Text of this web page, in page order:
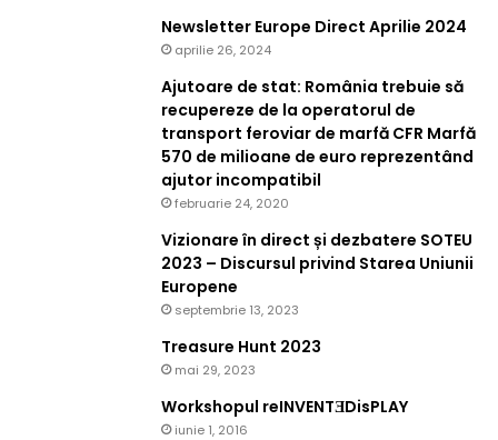
Newsletter Europe Direct Aprilie 2024
aprilie 26, 2024
Ajutoare de stat: România trebuie să
recupereze de la operatorul de
transport feroviar de marfă CFR Marfă
570 de milioane de euro reprezentând
ajutor incompatibil
februarie 24, 2020
Vizionare în direct și dezbatere SOTEU
2023 – Discursul privind Starea Uniunii
Europene
septembrie 13, 2023
Treasure Hunt 2023
mai 29, 2023
Workshopul reINVENTƎDisPLAY
iunie 1, 2016